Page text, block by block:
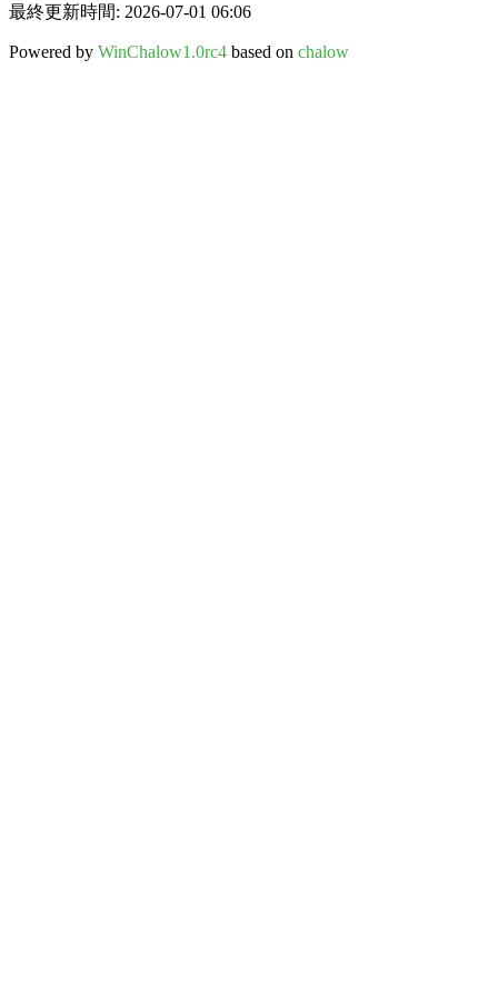
最終更新時間: 2026-07-01 06:06
Powered by WinChalow1.0rc4 based on chalow